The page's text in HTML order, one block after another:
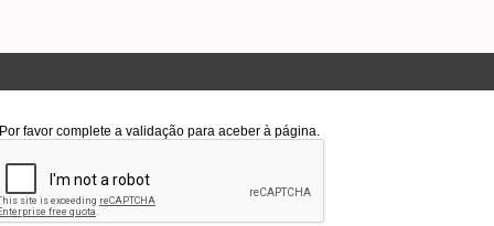
Por favor complete a validação para aceber à página.